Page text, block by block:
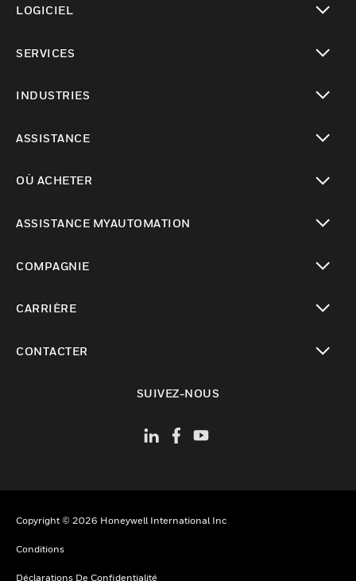
LOGICIEL
SERVICES
INDUSTRIES
ASSISTANCE
OÙ ACHETER
ASSISTANCE MYAUTOMATION
COMPAGNIE
CARRIÈRE
CONTACTER
SUIVEZ-NOUS
Copyright © 2026 Honeywell International Inc
Conditions
Déclarations De Confidentialité